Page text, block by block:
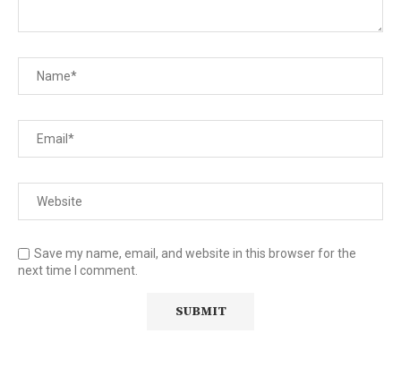
Save my name, email, and website in this browser for the
next time I comment.